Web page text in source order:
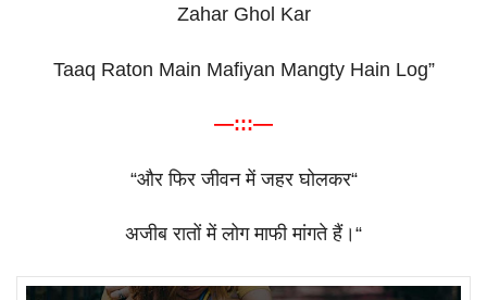
Zahar Ghol Kar
Taaq Raton Main Mafiyan Mangty Hain Log”
—:::—
“और फिर जीवन में जहर घोलकर“
अजीब रातों में लोग माफी मांगते हैं। “